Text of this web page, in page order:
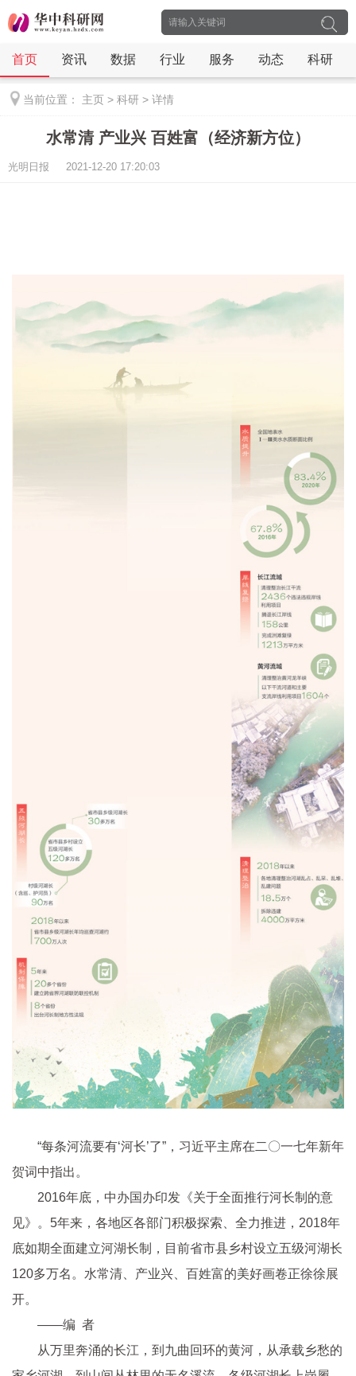
首页 资讯 数据 行业 服务 动态 科研
当前位置： 主页 > 科研 > 详情
水常清 产业兴 百姓富（经济新方位）
光明日报 2021-12-20 17:20:03
“每条河流要有‘河长’了”，习近平主席在二〇一七年新年
贺词中指出。
2016年底，中办国办印发《关于全面推行河长制的意
见》。5年来，各地区各部门积极探索、全力推进，2018年
底如期全面建立河湖长制，目前省市县乡村设立五级河湖长
120多万名。水常清、产业兴、百姓富的美好画卷正徐徐展
开。
——编 者
从万里奔涌的长江，到九曲回环的黄河，从承载乡愁的